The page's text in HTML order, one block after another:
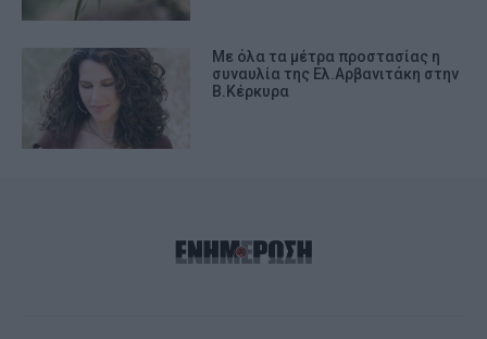
Με όλα τα μέτρα προστασίας η
συναυλία της Ελ.Αρβανιτάκη στην
Β.Κέρκυρα